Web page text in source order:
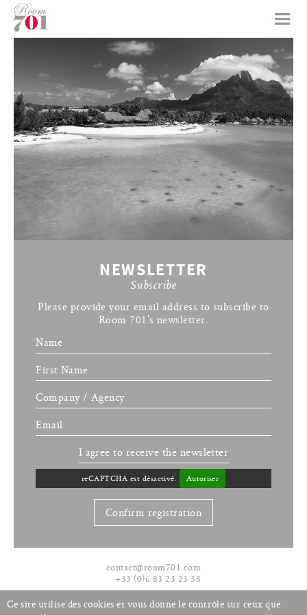
NEWSLETTER
Subscribe
Please provide your email address to subscribe to
Room 701’s newsletter.
Name
First Name
Company / Agency
Email
I agree to receive the newsletter
reCAPTCHA est désactivé. Autoriser
contact@room701.com
+33 (0)6 83 23 23 38
Ce site utilise des cookies et vous donne le contrôle sur ceux que